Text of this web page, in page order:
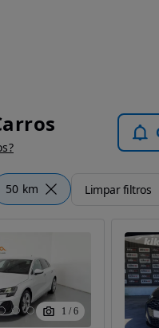
50 km Limpar filtros
1 / 6